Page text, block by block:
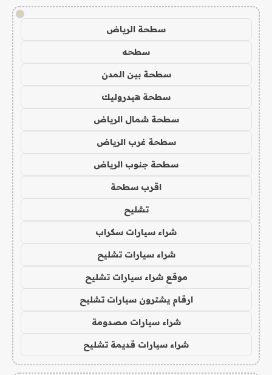
!
سطحة الرياض
سطحه
سطحة بين المدن
سطحة هيدروليك
سطحة شمال الرياض
سطحة غرب الرياض
سطحة جنوب الرياض
اقرب سطحة
تشليح
شراء سيارات سكراب
شراء سيارات تشليح
موقع شراء سيارات تشليح
ارقام يشترون سيارات تشليح
شراء سيارات مصدومة
شراء سيارات قديمة تشليح